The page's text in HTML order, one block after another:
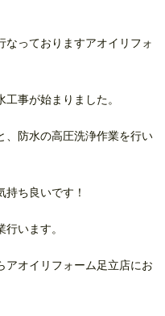
なっておりますアオイリフォ
事が始まりました。
、防水の高圧洗浄作業を行い
ち良いです！
います。
アオイリフォーム足立店にお